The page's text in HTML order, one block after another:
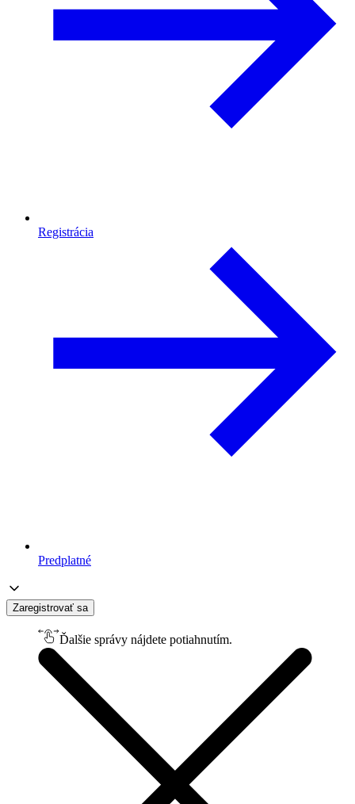
Registrácia
Predplatné
Zaregistrovať sa
Ďalšie správy nájdete potiahnutím.